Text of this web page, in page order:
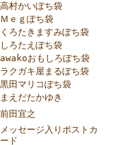
高村かいぽち袋
Ｍｅｇぽち袋
くろたきますみぽち袋
しろたえぽち袋
awakoおもしろぽち袋
ラクガキ屋まるぽち袋
黒田マリコぽち袋
まえだたかゆき
前田宜之
メッセージ入りポストカ
ード